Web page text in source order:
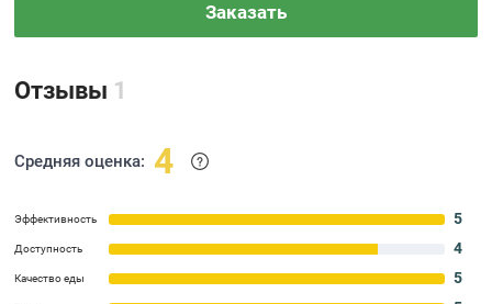
Заказать
Отзывы 1
Средняя оценка: 4
Эффективность 5
Доступность 4
Качество еды 5